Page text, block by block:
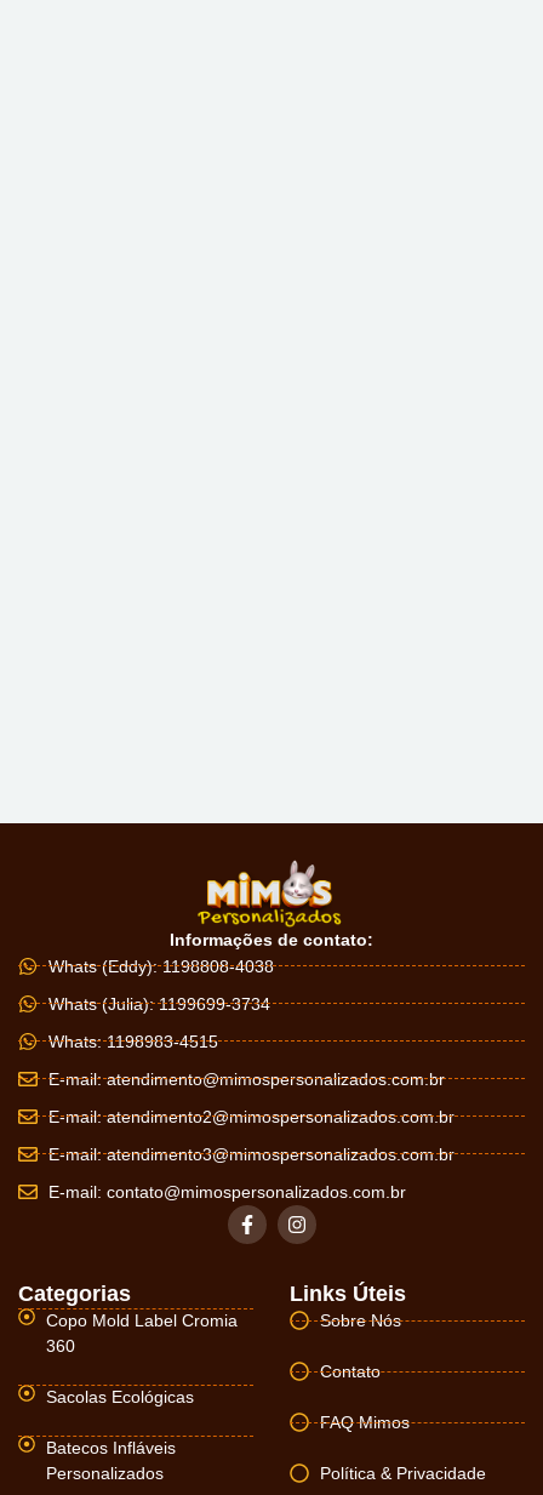
Informações de contato:
Whats (Eddy): 1198808-4038
Whats (Julia): 1199699-3734
Whats: 1198983-4515
E-mail:atendimento@mimospersonalizados.com.br
E-mail:atendimento2@mimospersonalizados.com.br
E-mail:atendimento3@mimospersonalizados.com.br
E-mail: contato@mimospersonalizados.com.br
Categorias
Copo Mold Label Cromia
360
Sacolas Ecológicas
Batecos Infláveis
Personalizados
Links Úteis
Sobre Nós
Contato
FAQ Mimos
Política & Privacidade